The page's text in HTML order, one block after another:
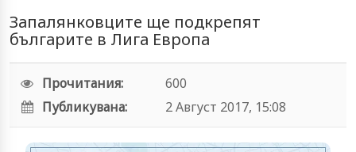
Запалянковците ще подкрепят
българите в Лига Европа
Прочитания:
600
Публикувана:
2 Август 2017, 15:08